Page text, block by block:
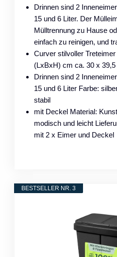
Drinnen sind 2
15 und 6 Liter. Der
Mülltrennung zu Hause
einfach zu reinigen, und
Curver stilvoller
(LxBxH) cm ca. 30 x
Drinnen sind 2
15 und 6 Liter Farbe:
stabil
mit Deckel Material:
modisch und leicht
mit 2 x Eimer und Deckel
BESTSELLER NR. 3